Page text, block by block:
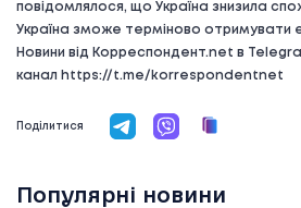
повідомлялося, що Україна знизила
Україна зможе терміново отримувати
Новини від Корреспондент.net в
канал https://t.me/korrespondentnet
Поділитися
Популярні новини